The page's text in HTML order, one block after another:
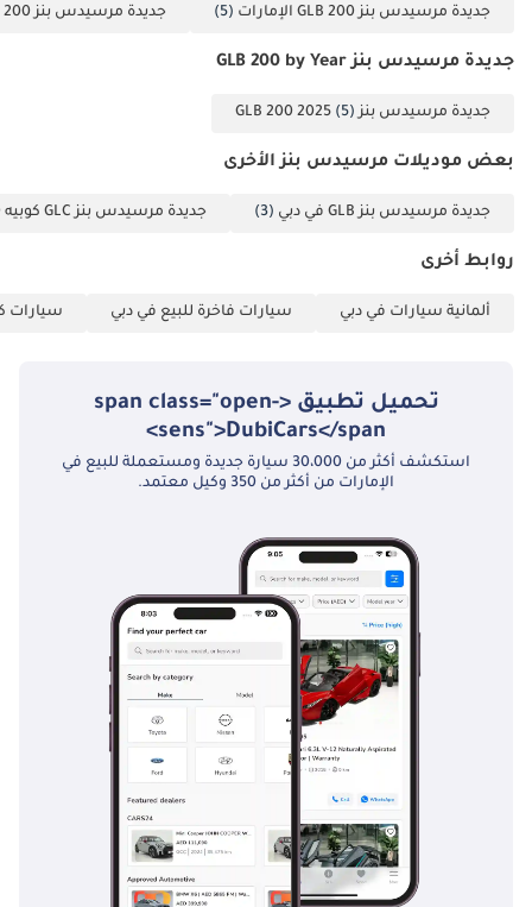
سقف سوداء وهيكل
اتصل بنا للحصول على
جديدة مرسيدس بنز GLB 200 الإمارات (5) جديدة مرسيدس بنز GLB 200 دبي
جديدة مرسيدس بنز GLB 200 by Year
جديدة مرسيدس بنز GLB 200 2025(5)
بعض موديلات مرسيدس بنز الأخرى
جديدة مرسيدس بنز GLB في دبي (3) جديدة مرسيدس بنز GLC كوبيه 300 في دبي
روابط أخرى
ألمانية سيارات في دبي سيارات فاخرة للبيع في دبي سيارات
تحميل تطبيق <span class="open-
sens">DubiCars</span>
استكشف أكثر من 30،000 سيارة جديدة ومستعملة للبيع في
الإمارات من أكثر من 350 وكيل معتمد.